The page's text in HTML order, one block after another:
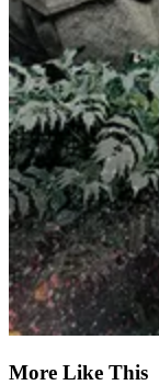
More Like This